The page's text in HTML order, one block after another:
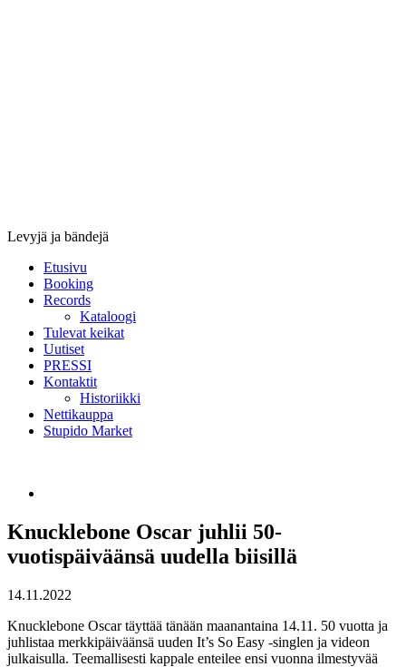
Levyjä ja bändejä
Etusivu
Booking
Records
Kataloogi
Tulevat keikat
Uutiset
PRESSI
Kontaktit
Historiikki
Nettikauppa
Stupido Market
Knucklebone Oscar juhlii 50-
vuotispäiväänsä uudella biisillä
14.11.2022
Knucklebone Oscar täyttää tänään maanantaina 14.11. 50 vuotta ja
juhlistaa merkkipäiväänsä uuden It’s So Easy -singlen ja videon
julkaisulla. Teemallisesti kappale enteilee ensi vuonna ilmestyvää